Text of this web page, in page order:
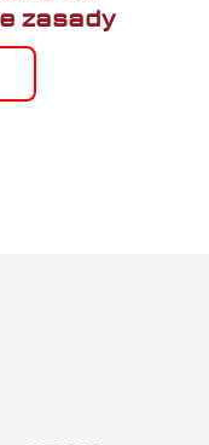
zasady